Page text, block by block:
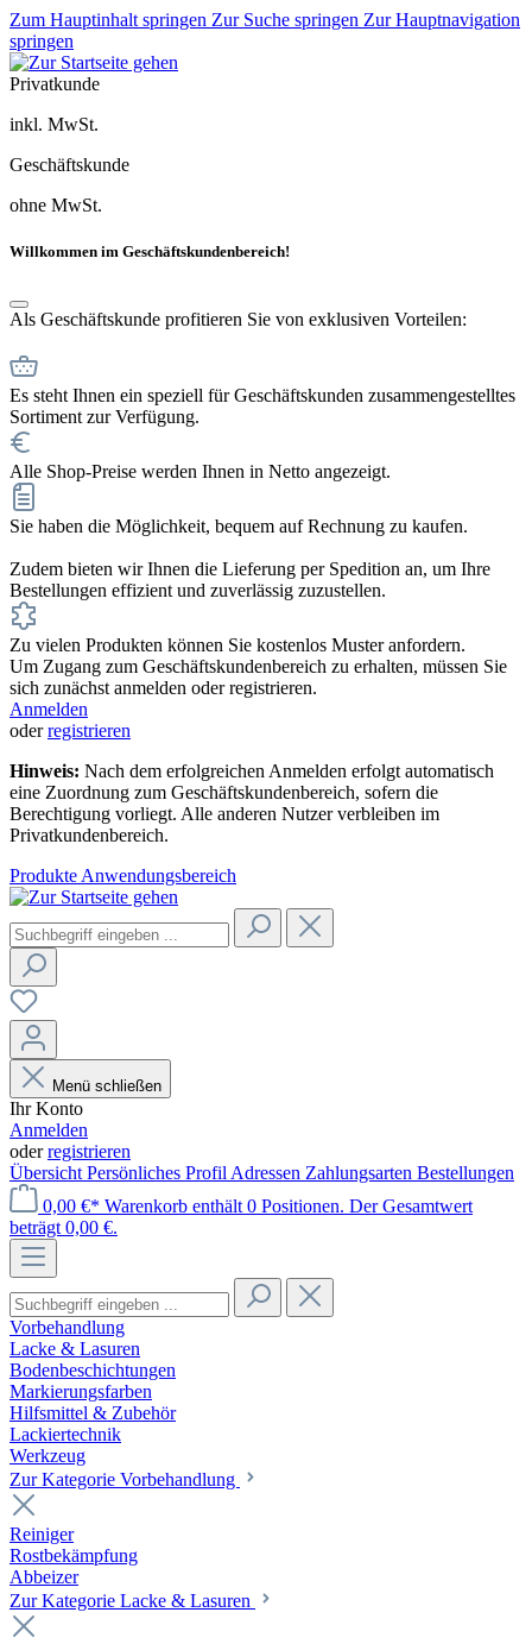
Zum Hauptinhalt springen Zur Suche springen Zur Hauptnavigation
springen
Privatkunde
inkl. MwSt.
Geschäftskunde
ohne MwSt.
Willkommen im Geschäftskundenbereich!
Als Geschäftskunde profitieren Sie von exklusiven Vorteilen:
Es steht Ihnen ein speziell für Geschäftskunden zusammengestelltes
Sortiment zur Verfügung.
Alle Shop-Preise werden Ihnen in Netto angezeigt.
Sie haben die Möglichkeit, bequem auf Rechnung zu kaufen.
Zudem bieten wir Ihnen die Lieferung per Spedition an, um Ihre
Bestellungen effizient und zuverlässig zuzustellen.
Zu vielen Produkten können Sie kostenlos Muster anfordern.
Um Zugang zum Geschäftskundenbereich zu erhalten, müssen Sie
sich zunächst anmelden oder registrieren.
Anmelden
oderregistrieren
Hinweis: Nach dem erfolgreichen Anmelden erfolgt automatisch
eine Zuordnung zum Geschäftskundenbereich, sofern die
Berechtigung vorliegt. Alle anderen Nutzer verbleiben im
Privatkundenbereich.
Produkte Anwendungsbereich
Menü schließen
Ihr Konto
Anmelden
oderregistrieren
Übersicht Persönliches Profil Adressen Zahlungsarten Bestellungen
0,00 €* Warenkorb enthält 0 Positionen. Der Gesamtwert
beträgt 0,00 €.
Vorbehandlung
Lacke & Lasuren
Bodenbeschichtungen
Markierungsfarben
Hilfsmittel & Zubehör
Lackiertechnik
Werkzeug
Zur Kategorie Vorbehandlung
Reiniger
Rostbekämpfung
Abbeizer
Zur Kategorie Lacke & Lasuren